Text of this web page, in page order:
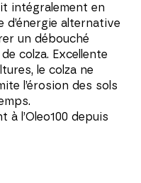
intégralement en
d’énergie alternative
un débouché
colza. Excellente
le colza ne
l’érosion des sols
à l’Oleo100 depuis